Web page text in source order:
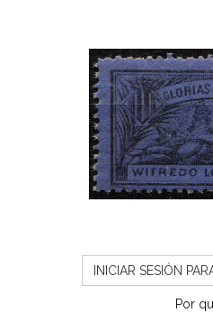
INICIAR SESIÓN
Por